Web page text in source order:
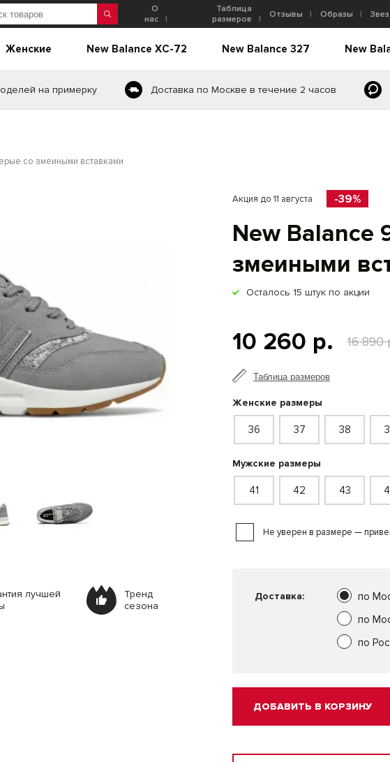
О
нас
Таблица
размеров
Отзывы Образы
Женские New Balance XC-72 New Balance 327 New
на примерку Доставка по Москве в течение 2 часов
со змеиными вставками
лучшей
Тренд
сезона
Акция до 11 августа -39%
New Balance
змеиными
Осталось 15 штук по акции
10 260 р. 16 890
Таблица размеров
Женские размеры
36 37 38
Мужские размеры
41 42 43
Не уверен в размере —
Доставка:
по
по
по
ДОБАВИТЬ В КОРЗИНУ